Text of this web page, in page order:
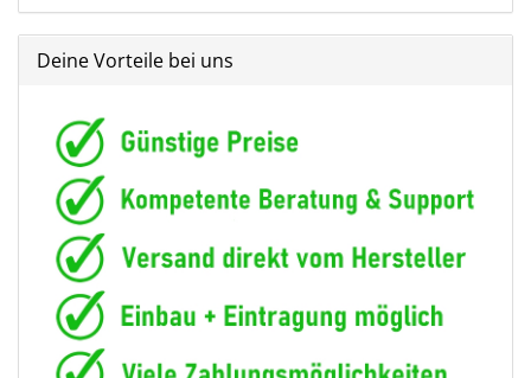
Deine Vorteile bei uns